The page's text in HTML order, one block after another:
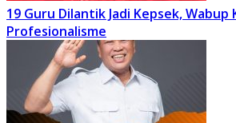
19 Guru Dilantik Jadi Kepsek,
Profesionalisme